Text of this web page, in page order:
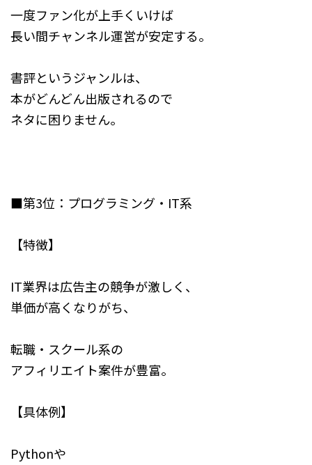
一度ファン化が上手くいけば
長い間チャンネル運営が安定する。
書評というジャンルは、
本がどんどん出版されるので
ネタに困りません。
■第3位：プログラミング・IT系
【特徴】
IT業界は広告主の競争が激しく、
単価が高くなりがち、
転職・スクール系の
アフィリエイト案件が豊富。
【具体例】
Pythonや